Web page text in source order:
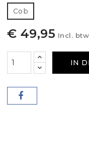
Cob
€ 49,95 Incl. btw
IN